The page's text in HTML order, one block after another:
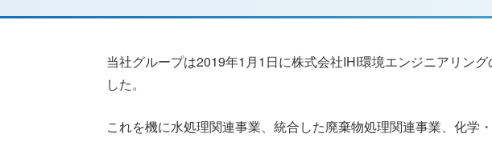
当社グループは2019年1月1日に株式会社IHI環境エンジニアリン
した。
これを機に水処理関連事業、統合した廃棄物処理関連事業、化学